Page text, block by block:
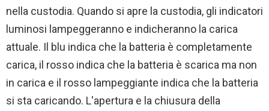
nella custodia. Quando si apre la custodia, gli indicatori
luminosi lampeggeranno e indicheranno la carica
attuale. Il blu indica che la batteria è completamente
carica, il rosso indica che la batteria è scarica ma non
in carica e il rosso lampeggiante indica che la batteria
si sta caricando. L'apertura e la chiusura della